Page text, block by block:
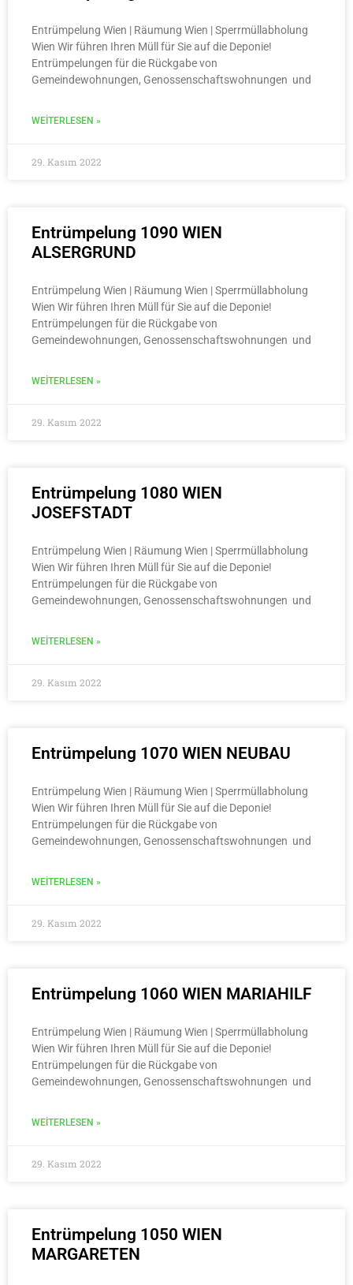
Entrümpelung Wien | Räumung Wien | Sperrmüllabholung
Wien Wir führen Ihren Müll für Sie auf die Deponie!
Entrümpelungen für die Rückgabe von
Gemeindewohnungen, Genossenschaftswohnungen und
WEITERLESEN »
29. Kasım 2022
Entrümpelung 1090 WIEN
ALSERGRUND
Entrümpelung Wien | Räumung Wien | Sperrmüllabholung
Wien Wir führen Ihren Müll für Sie auf die Deponie!
Entrümpelungen für die Rückgabe von
Gemeindewohnungen, Genossenschaftswohnungen und
WEITERLESEN »
29. Kasım 2022
Entrümpelung 1080 WIEN
JOSEFSTADT
Entrümpelung Wien | Räumung Wien | Sperrmüllabholung
Wien Wir führen Ihren Müll für Sie auf die Deponie!
Entrümpelungen für die Rückgabe von
Gemeindewohnungen, Genossenschaftswohnungen und
WEITERLESEN »
29. Kasım 2022
Entrümpelung 1070 WIEN NEUBAU
Entrümpelung Wien | Räumung Wien | Sperrmüllabholung
Wien Wir führen Ihren Müll für Sie auf die Deponie!
Entrümpelungen für die Rückgabe von
Gemeindewohnungen, Genossenschaftswohnungen und
WEITERLESEN »
29. Kasım 2022
Entrümpelung 1060 WIEN MARIAHILF
Entrümpelung Wien | Räumung Wien | Sperrmüllabholung
Wien Wir führen Ihren Müll für Sie auf die Deponie!
Entrümpelungen für die Rückgabe von
Gemeindewohnungen, Genossenschaftswohnungen und
WEITERLESEN »
29. Kasım 2022
Entrümpelung 1050 WIEN
MARGARETEN